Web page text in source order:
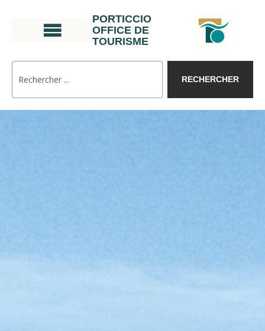
PORTICCIO
OFFICE DE
TOURISME
RECHERCHER